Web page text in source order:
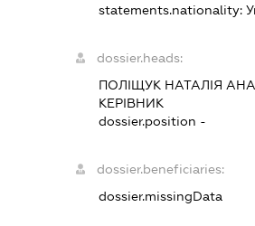
statements.nationality:
dossier.heads:
ПОЛІЩУК НАТАЛІЯ
КЕРІВНИК
dossier.position -
dossier.beneficiaries:
dossier.missingData